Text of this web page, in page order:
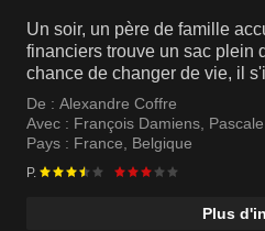
Un soir, un père de famille
financiers trouve un sac plein
chance de changer de vie, il
De : Alexandre Coffre
Avec : François Damiens
Pays : France Belgique
P.
Plus